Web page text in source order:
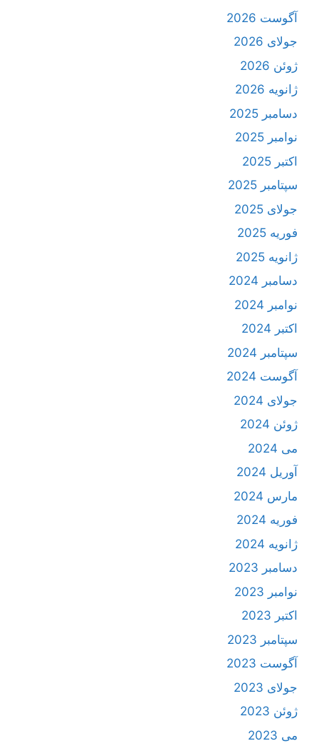
آگوست 2026
جولای 2026
ژوئن 2026
ژانویه 2026
دسامبر 2025
نوامبر 2025
اکتبر 2025
سپتامبر 2025
جولای 2025
فوریه 2025
ژانویه 2025
دسامبر 2024
نوامبر 2024
اکتبر 2024
سپتامبر 2024
آگوست 2024
جولای 2024
ژوئن 2024
می 2024
آوریل 2024
مارس 2024
فوریه 2024
ژانویه 2024
دسامبر 2023
نوامبر 2023
اکتبر 2023
سپتامبر 2023
آگوست 2023
جولای 2023
ژوئن 2023
می 2023